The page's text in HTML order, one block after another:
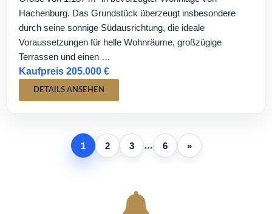
Hachenburg. Das Grundstück überzeugt insbesondere
durch seine sonnige Südausrichtung, die ideale
Voraussetzungen für helle Wohnräume, großzügige
Terrassen und einen …
Kaufpreis 205.000 €
DETAILS ANSEHEN
1 2 3 … 6 »